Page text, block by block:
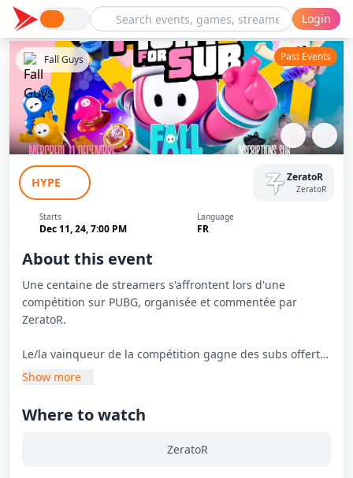
Login
Fight For Sub - Fall Guys
Fall Guys Past Events
HYPE ZeratoR
ZeratoR
Starts
Dec 11, 24, 7:00 PM
Language
FR
About this event
Une centaine de streamers s'affrontent lors d'une
compétition sur PUBG, organisée et commentée par
ZeratoR.
Le/la vainqueur de la compétition gagne des subs offerts
par ZeratoR.
Les participants/tes sont sélectionnés/es dans l'ordre
décroissant de leurs heures vues sur les 365 derniers
Show more
Where to watch
ZeratoR